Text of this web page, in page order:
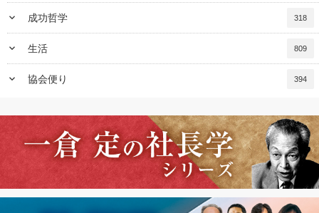
keyboard_arrow_down 成功哲学 318
keyboard_arrow_down 生活 809
keyboard_arrow_down 協会便り 394